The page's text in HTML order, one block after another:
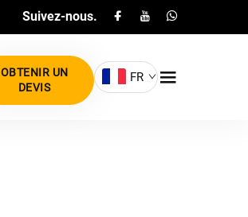
Suivez-nous.
OBTENIR UN
DEVIS
FR